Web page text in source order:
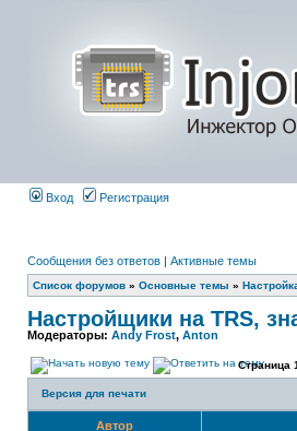
Вход Регистрация
Сообщения без ответов | Активные темы
Список форумов » Основные темы »
Настройщики на TRS,
Модераторы: Andy Frost, Anton
Страница
Версия для печати
Автор